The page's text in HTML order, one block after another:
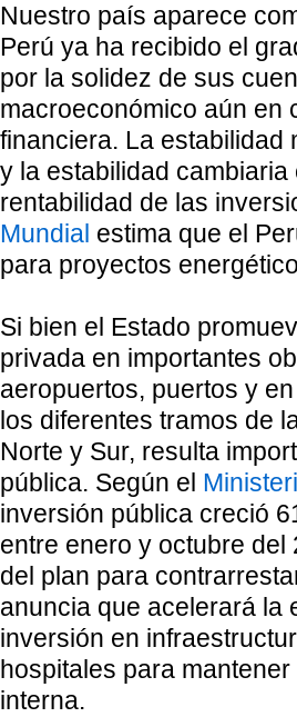
Nuestro país aparece
Perú ya ha recibido el
por la solidez de sus
macroeconómico aún en
financiera. La estabilidad
y la estabilidad
rentabilidad de las
Mundial estima que el
para proyectos
Si bien el Estado
privada en importantes
aeropuertos, puertos y
los diferentes tramos de
Norte y Sur, resulta
pública. Según el
inversión pública creció
entre enero y octubre
del plan para
anuncia que acelerará la
inversión en
hospitales para
interna.